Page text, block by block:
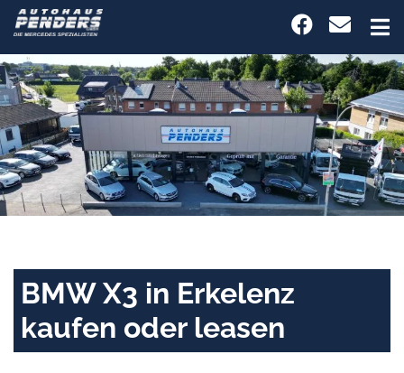
BMW X3 in Erkelenz
kaufen oder leasen